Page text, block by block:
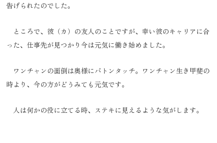
告げられたのでした。
ところで、彼（カ）の友人のことですが、幸い彼のキャリアに合
った、仕事先が見つかり今は元気に働き始めました。
ワンチャンの面倒は奥様にバトンタッチ。ワンチャン生き甲斐の
時より、今の方がどうみても元気です。
人は何かの役に立てる時、ステキに見えるような気がします。